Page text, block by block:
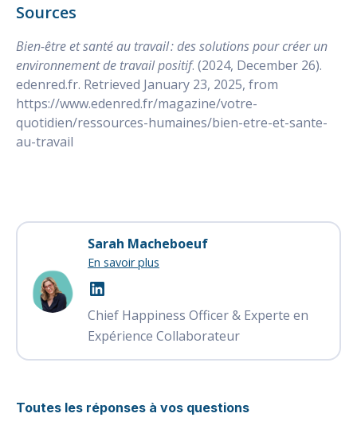
Sources
Bien-être et santé au travail : des solutions pour créer un
environnement de travail positif. (2024, December 26).
edenred.fr. Retrieved January 23, 2025, from
https://www.edenred.fr/magazine/votre-
quotidien/ressources-humaines/bien-etre-et-sante-
au-travail
Sarah Macheboeuf
Chief Happiness Officer & Experte en
Expérience Collaborateur
En savoir plus
Toutes les réponses à vos questions